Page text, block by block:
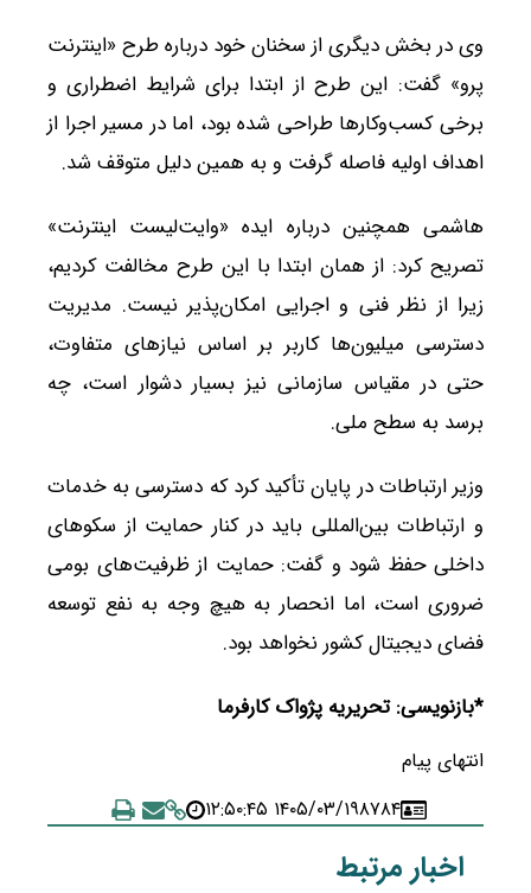
وی در بخش دیگری از سخنان خود درباره طرح «اینترنت
پرو» گفت: این طرح از ابتدا برای شرایط اضطراری و
برخی کسب‌وکارها طراحی شده بود، اما در مسیر اجرا از
اهداف اولیه فاصله گرفت و به همین دلیل متوقف شد.
هاشمی همچنین درباره ایده «وایت‌لیست اینترنت»
تصریح کرد: از همان ابتدا با این طرح مخالفت کردیم،
زیرا از نظر فنی و اجرایی امکان‌پذیر نیست. مدیریت
دسترسی میلیون‌ها کاربر بر اساس نیازهای متفاوت،
حتی در مقیاس سازمانی نیز بسیار دشوار است، چه
برسد به سطح ملی.
وزیر ارتباطات در پایان تأکید کرد که دسترسی به خدمات
و ارتباطات بین‌المللی باید در کنار حمایت از سکوهای
داخلی حفظ شود و گفت: حمایت از ظرفیت‌های بومی
ضروری است، اما انحصار به هیچ وجه به نفع توسعه
فضای دیجیتال کشور نخواهد بود.
*بازنویسی: تحریریه پژواک کارفرما
انتهای پیام
۸۷۸۴۱۴۰۵/۰۳/۱۹ ۱۲:۵۰:۴۵
اخبار مرتبط